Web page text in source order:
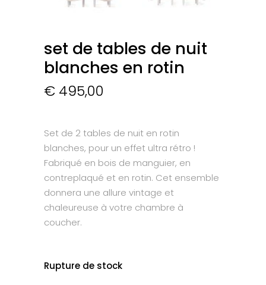
set de tables de nuit
blanches en rotin
€ 495,00
Set de 2 tables de nuit en rotin
blanches, pour un effet ultra rétro !
Fabriqué en bois de manguier, en
contreplaqué et en rotin. Cet ensemble
donnera une allure vintage et
chaleureuse à votre chambre à
coucher.
Rupture de stock